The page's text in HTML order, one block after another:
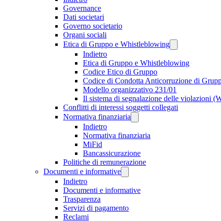
Governance
Dati societari
Governo societario
Organi sociali
Etica di Gruppo e Whistleblowing
Indietro
Etica di Gruppo e Whistleblowing
Codice Etico di Gruppo
Codice di Condotta Anticorruzione di
Modello organizzativo 231/01
Il sistema di segnalazione delle violazioni
Conflitti di interessi soggetti collegati
Normativa finanziaria
Indietro
Normativa finanziaria
MiFid
Bancassicurazione
Politiche di remunerazione
Documenti e informative
Indietro
Documenti e informative
Trasparenza
Servizi di pagamento
Reclami